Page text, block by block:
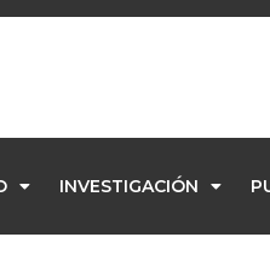
INVESTIGACIÓN